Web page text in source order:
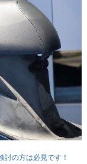
の方は必見です！